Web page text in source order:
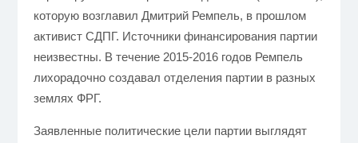
которую возглавил Дмитрий Ремпель, в прошлом
активист СДПГ. Источники финансирования партии
неизвестны. В течение 2015-2016 годов Ремпель
лихорадочно создавал отделения партии в разных
землях ФРГ.
Заявленные политические цели партии выглядят